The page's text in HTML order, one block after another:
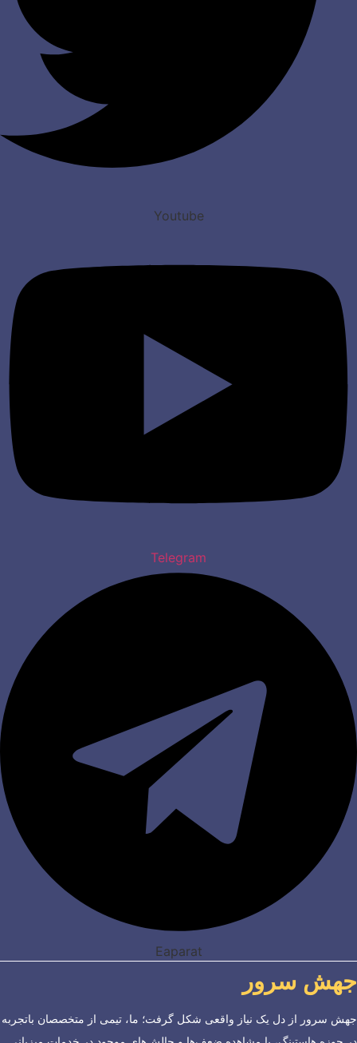
Youtube
Telegram
Eaparat
جهش سرور
جهش سرور از دل یک نیاز واقعی شکل گرفت؛ ما، تیمی از متخصصان باتجربه